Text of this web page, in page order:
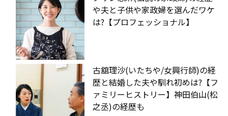
や夫と子供や家政婦を選んだワケ
は?【プロフェッショナル】
古舘理沙(いたちや/女興行師)の経
歴と結婚した夫や馴れ初めは?【フ
ァミリーヒストリー】神田伯山(松
之丞)の経歴も